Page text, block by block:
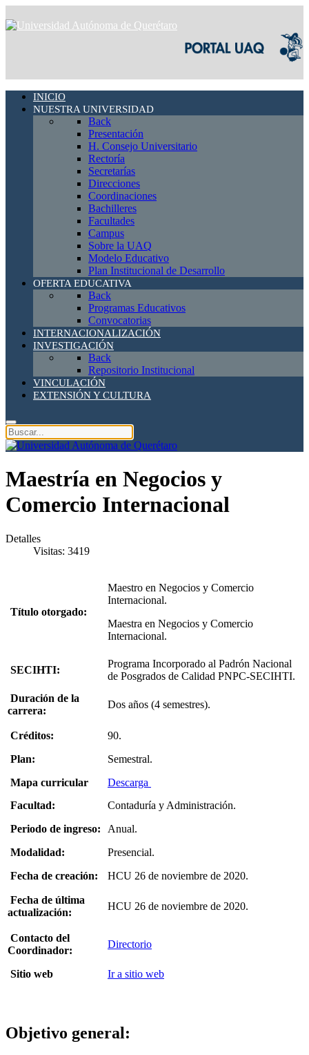
INICIO
NUESTRA UNIVERSIDAD
Back
Presentación
H. Consejo Universitario
Rectoría
Secretarías
Direcciones
Coordinaciones
Bachilleres
Facultades
Campus
Sobre la UAQ
Modelo Educativo
Plan Institucional de Desarrollo
OFERTA EDUCATIVA
Back
Programas Educativos
Convocatorias
INTERNACIONALIZACIÓN
INVESTIGACIÓN
Back
Repositorio Institucional
VINCULACIÓN
EXTENSIÓN Y CULTURA
Maestría en Negocios y
Comercio Internacional
Detalles
Visitas: 3419
Título otorgado:
Maestro en Negocios y Comercio
Internacional.
Maestra en Negocios y Comercio
Internacional.
SECIHTI:
Programa Incorporado al Padrón Nacional
de Posgrados de Calidad PNPC-SECIHTI.
Duración de la
carrera:
Dos años (4 semestres).
Créditos:
90.
Plan:
Semestral.
Mapa curricular
Descarga
Facultad:
Contaduría y Administración.
Periodo de ingreso:
Anual.
Modalidad:
Presencial.
Fecha de creación:
HCU 26 de noviembre de 2020.
Fecha de última
actualización:
HCU 26 de noviembre de 2020.
Contacto del
Coordinador:
Directorio
Sitio web Ir a sitio web
Objetivo general: